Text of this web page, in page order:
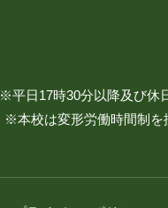
※平日17時30分以降及び休
※本校は変形労働時間制を